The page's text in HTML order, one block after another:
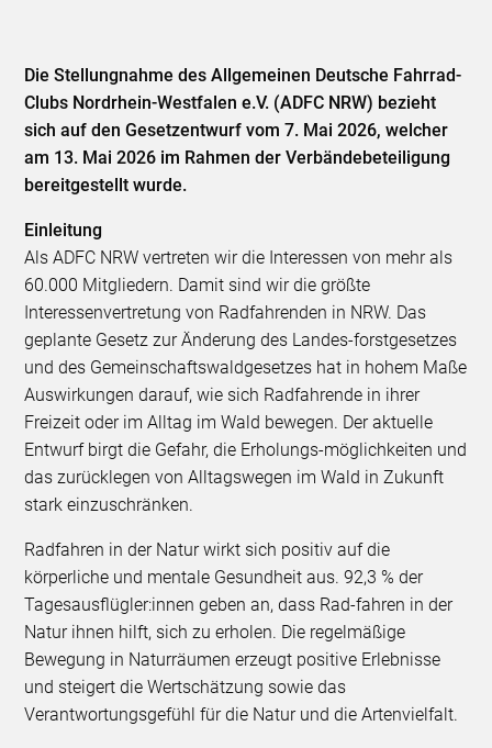
Die Stellungnahme des Allgemeinen Deutsche Fahrrad-
Clubs Nordrhein-Westfalen e.V. (ADFC NRW) bezieht
sich auf den Gesetzentwurf vom 7. Mai 2026, welcher
am 13. Mai 2026 im Rahmen der Verbändebeteiligung
bereitgestellt wurde.
Einleitung
Als ADFC NRW vertreten wir die Interessen von mehr als
60.000 Mitgliedern. Damit sind wir die größte
Interessenvertretung von Radfahrenden in NRW. Das
geplante Gesetz zur Änderung des Landes-forstgesetzes
und des Gemeinschaftswaldgesetzes hat in hohem Maße
Auswirkungen darauf, wie sich Radfahrende in ihrer
Freizeit oder im Alltag im Wald bewegen. Der aktuelle
Entwurf birgt die Gefahr, die Erholungs-möglichkeiten und
das zurücklegen von Alltagswegen im Wald in Zukunft
stark einzuschränken.
Radfahren in der Natur wirkt sich positiv auf die
körperliche und mentale Gesundheit aus. 92,3 % der
Tagesausflügler:innen geben an, dass Rad-fahren in der
Natur ihnen hilft, sich zu erholen. Die regelmäßige
Bewegung in Naturräumen erzeugt positive Erlebnisse
und steigert die Wertschätzung sowie das
Verantwortungsgefühl für die Natur und die Artenvielfalt.